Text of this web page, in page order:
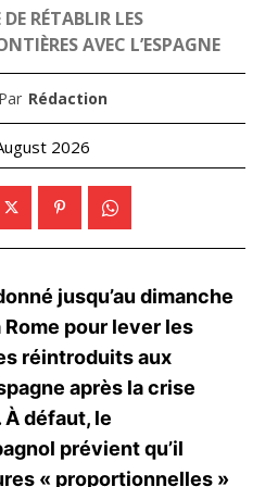
banlieues pauvres de
l’Afrique du Sud
19 April 2020
In "Nation"